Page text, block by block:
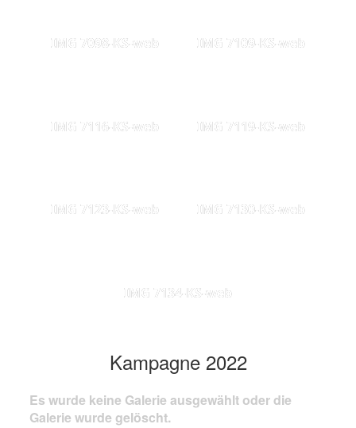
IMG 7098-KS-web IMG 7109-KS-web
IMG 7116-KS-web IMG 7119-KS-web
IMG 7123-KS-web IMG 7130-KS-web
IMG 7134-KS-web
Kampagne 2022
Es wurde keine Galerie ausgewählt oder die
Galerie wurde gelöscht.